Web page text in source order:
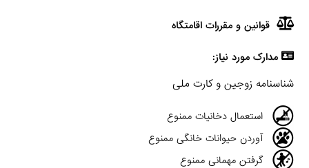
قوانین و مقررات اقامتگاه
مدارک مورد نیاز:
شناسنامه زوجین و کارت ملی
استعمال دخانیات ممنوع
آوردن حیوانات خانگی ممنوع
گرفتن مهمانی ممنوع